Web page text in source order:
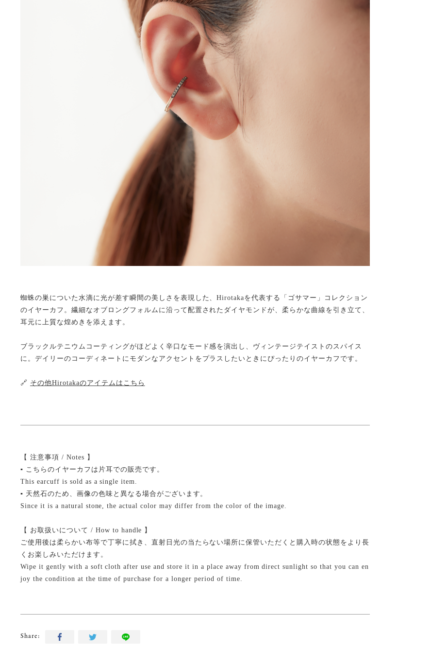
蜘蛛の巣についた水滴に光が差す瞬間の美しさを表現した、Hirotakaを代表する「ゴサマー」コレクション
のイヤーカフ。繊細なオブロングフォルムに沿って配置されたダイヤモンドが、柔らかな曲線を引き立て、
耳元に上質な煌めきを添えます。
ブラックルテニウムコーティングがほどよく辛口なモード感を演出し、ヴィンテージテイストのスパイス
に。デイリーのコーディネートにモダンなアクセントをプラスしたいときにぴったりのイヤーカフです。
🔗 その他Hirotakaのアイテムはこちら
【 注意事項 / Notes 】
▪ こちらのイヤーカフは片耳での販売です。
This earcuff is sold as a single item.
▪ 天然石のため、画像の色味と異なる場合がございます。
Since it is a natural stone, the actual color may differ from the color of the image.
【 お取扱いについて / How to handle 】
ご使用後は柔らかい布等で丁寧に拭き、直射日光の当たらない場所に保管いただくと購入時の状態をより長
くお楽しみいただけます。
Wipe it gently with a soft cloth after use and store it in a place away from direct sunlight so that you can en
joy the condition at the time of purchase for a longer period of time.
Share: